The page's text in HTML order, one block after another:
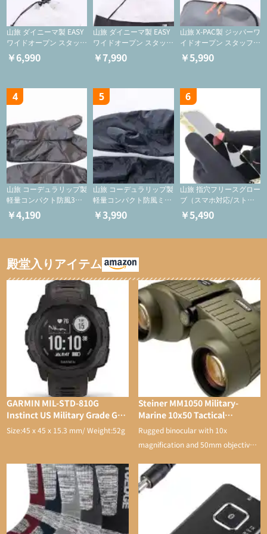
山旅 ダイニーマ製 EASY
ワイドオープン スタッフ
サックS【巾着/ケース】
￥6,990
山旅 ダイニーマ製 EASY
ワイドオープン スタッフ
サックM【巾着/ケース】
￥7,990
山旅 X-PAC製 ジッパーワ
イドオープン スタッフサ
ック【ジッパーケース/
ケース/フードバッグ/コ
￥5,990
4
山旅 コーデュラリップ製
軽量コンパクト防風3つ
指ミトン【登山用グロー
ブ】
￥4,190
5
山旅 コーデュラリップ製
軽量コンパクト防風ミト
ン【登山用グローブ】
￥3,990
6
山旅 指穴フリースグロー
ブ（スマホ対応/ストレ
ッチ/登山用保温グロー
ブ)
￥5,490
殿堂入りアイテム
GARMIN MIL-STD-810G
Instinct US Military Grade GPS
Watch
Size:45 x 45 x 15.3 mm/ Weight:52g
Steiner MM1050 Military-
Marine 10x50 Tactical
Binocular
Rugged binocular with 10x
magnification and 50mm objective